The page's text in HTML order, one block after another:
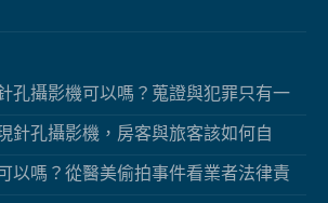
孔攝影機可以嗎？蒐證與犯罪只有一
針孔攝影機，房客與旅客該如何自
以嗎？從醫美偷拍事件看業者法律責